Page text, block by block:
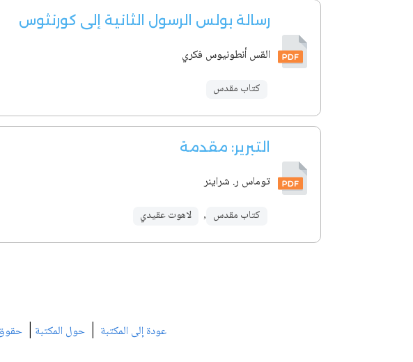
رسالة بولس الرسول الثانية إلى كورنثوس
القس أنطونيوس فكري
كتاب مقدس
التبرير: مقدمة
توماس ر. شراينر
كتاب مقدس , لاهوت عقيدي
عودة إلى المكتبة | حول المكتبة |